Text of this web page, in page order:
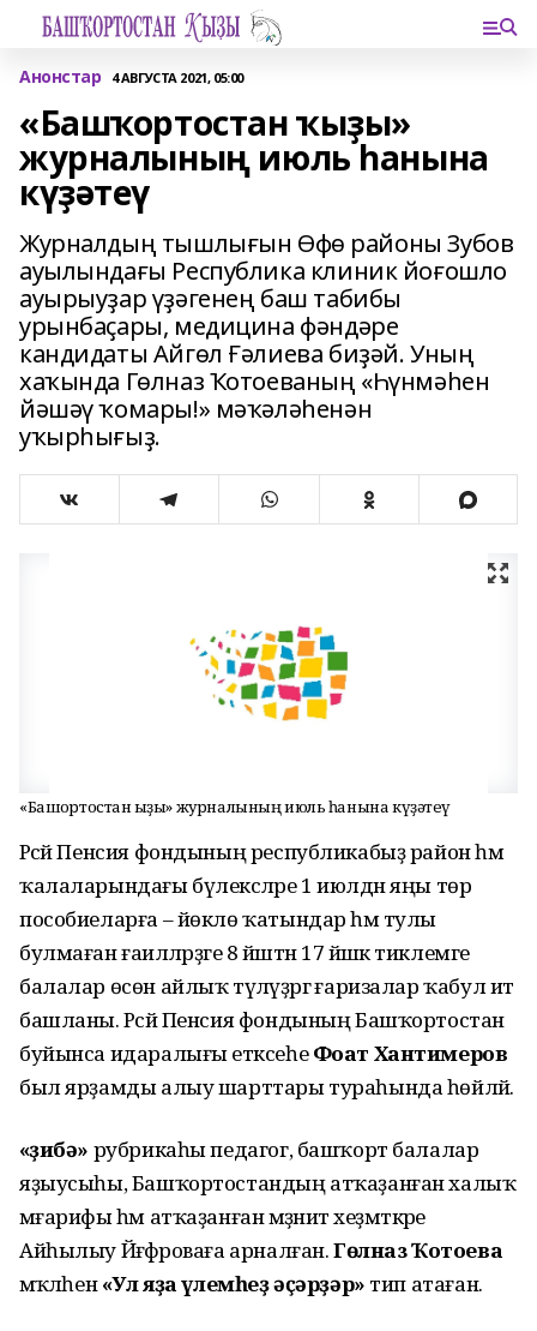
Анонстар 4 АВГУСТА 2021, 05:00
«Башҡортостан ҡыҙы»
журналының июль һанына
күҙәтеү
Журналдың тышлығын Өфө районы Зубов
ауылындағы Республика клиник йоғошло
ауырыуҙар үҙәгенең баш табибы
урынбаҫары, медицина фәндәре
кандидаты Айгөл Ғәлиева биҙәй. Уның
хаҡында Гөлназ Ҡотоеваның «Һүнмәһен
йәшәү ҡомары!» мәҡәләһенән
уҡырһығыҙ.
«Башҡортостан ҡыҙы» журналының июль һанына күҙәтеү
Рәсәй Пенсия фондының республикабыҙ район һәм
ҡалаларындағы бүлексәләре 1 июлдән яңы төр
пособиеларға – йөклө ҡатындар һәм тулы
булмаған ғаиләләрҙәге 8 йәштән 17 йәшкә тиклемге
балалар өсөн айлыҡ түләүҙәргә ғаризалар ҡабул итә
башланы. Рәсәй Пенсия фондының Башҡортостан
буйынса идаралығы етәксеһеФоат Хантимеров
был ярҙамды алыу шарттары тураһында һөйләй.
«Әҙибә» рубрикаһы педагог, башҡорт балалар
яҙыусыһы, Башҡортостандың атҡаҙанған халыҡ
мәғарифы һәм атҡаҙанған мәҙәниәт хеҙмәткәре
Айһылыу Йәғәфәроваға арналған.ГөлназҠотоева
мәҡәләһен«Ул яҙа үлемһеҙ әҫәрҙәр» тип атаған.